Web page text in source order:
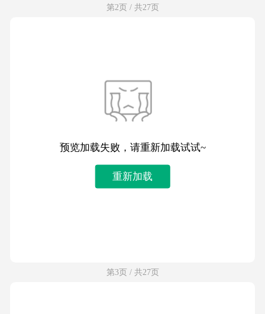
第2页 / 共27页
预览加载失败，请重新加载试试~
重新加载
第3页 / 共27页